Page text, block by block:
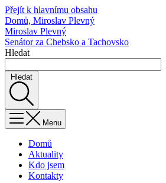
Přejít k hlavnímu obsahu
Domů, Miroslav Plevný
Miroslav Plevný
Senátor za Chebsko a Tachovsko
Hledat
Hledat
Menu
Domů
Aktuality
Kdo jsem
Kontakty